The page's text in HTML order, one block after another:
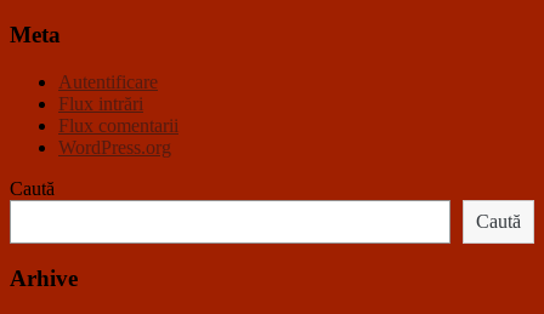
Meta
Autentificare
Flux intrări
Flux comentarii
WordPress.org
Caută
Caută
Arhive